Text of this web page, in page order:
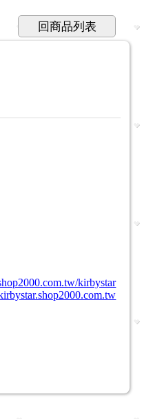
回商品列表
kirbystar